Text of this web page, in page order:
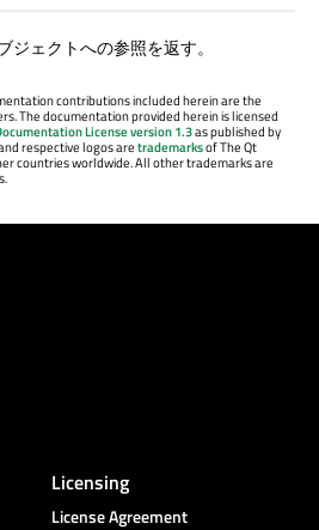
ジェクトへの参照を返す。
contributions included herein are the
The documentation provided herein is licensed
License version 1.3as published by
respective logos aretrademarksof The Qt
countries worldwide. All other trademarks are
Licensing
License Agreement